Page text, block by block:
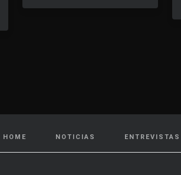
HOME NOTICIAS ENTREVISTAS